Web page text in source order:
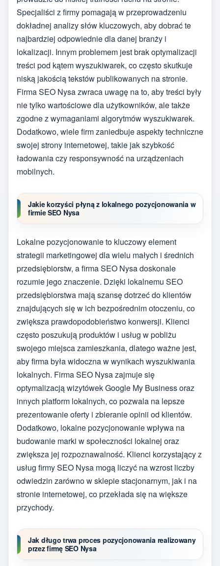
Specjaliści z firmy pomagają w przeprowadzeniu
dokładnej analizy słów kluczowych, aby dobrać te
najbardziej odpowiednie dla danej branży i
lokalizacji. Innym problemem jest brak optymalizacji
treści pod kątem wyszukiwarek, co często skutkuje
niską jakością tekstów publikowanych na stronie.
Firma SEO Nysa zwraca uwagę na to, aby treści były
nie tylko wartościowe dla użytkowników, ale także
zgodne z wymaganiami algorytmów wyszukiwarek.
Dodatkowo, wiele firm zaniedbuje aspekty techniczne
swojej strony internetowej, takie jak szybkość
ładowania czy responsywność na urządzeniach
mobilnych.
Jakie korzyści płyną z lokalnego pozycjonowania w
firmie SEO Nysa
Lokalne pozycjonowanie to kluczowy element
strategii marketingowej dla wielu małych i średnich
przedsiębiorstw, a firma SEO Nysa doskonale
rozumie jego znaczenie. Dzięki lokalnemu SEO
przedsiębiorstwa mają szansę dotrzeć do klientów
znajdujących się w ich bezpośrednim otoczeniu, co
zwiększa prawdopodobieństwo konwersji. Klienci
często poszukują produktów i usług w pobliżu
swojego miejsca zamieszkania, dlatego ważne jest,
aby firma była widoczna w wynikach wyszukiwania
lokalnych. Firma SEO Nysa zajmuje się
optymalizacją wizytówek Google My Business oraz
innych platform lokalnych, co pozwala na lepsze
prezentowanie oferty i zbieranie opinii od klientów.
Dodatkowo, lokalne pozycjonowanie wpływa na
budowanie marki w społeczności lokalnej oraz
zwiększa jej rozpoznawalność. Klienci korzystający z
usług firmy SEO Nysa mogą liczyć na wzrost liczby
odwiedzin zarówno w sklepie stacjonarnym, jak i na
stronie internetowej, co przekłada się na większe
przychody.
Jak długo trwa proces pozycjonowania realizowany
przez firmę SEO Nysa